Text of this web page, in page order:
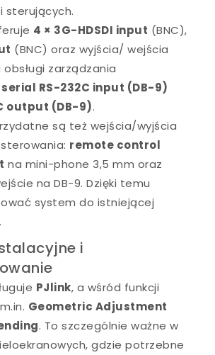
sterujących.
4 × 3G-HDSDI input (BNC),
(BNC) oraz wyjścia/ wejścia
zarządzania
serial RS-232C input (DB-9)
output (DB-9).
są też wejścia/wyjścia
remote control
na mini-phone 3,5 mm oraz
na DB-9. Dzięki temu
system do istniejącej
i
PJlink, a wśród funkcji
Geometric Adjustment
. To szczególnie ważne w
gdzie potrzebne